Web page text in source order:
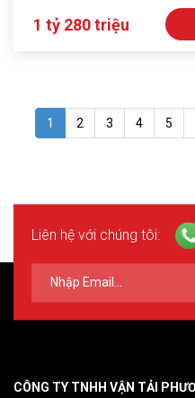
1 tỷ 280 triệu
1 2 3 4 5
Liên hệ với chúng tôi:
CÔNG TY TNHH VẬN TẢI